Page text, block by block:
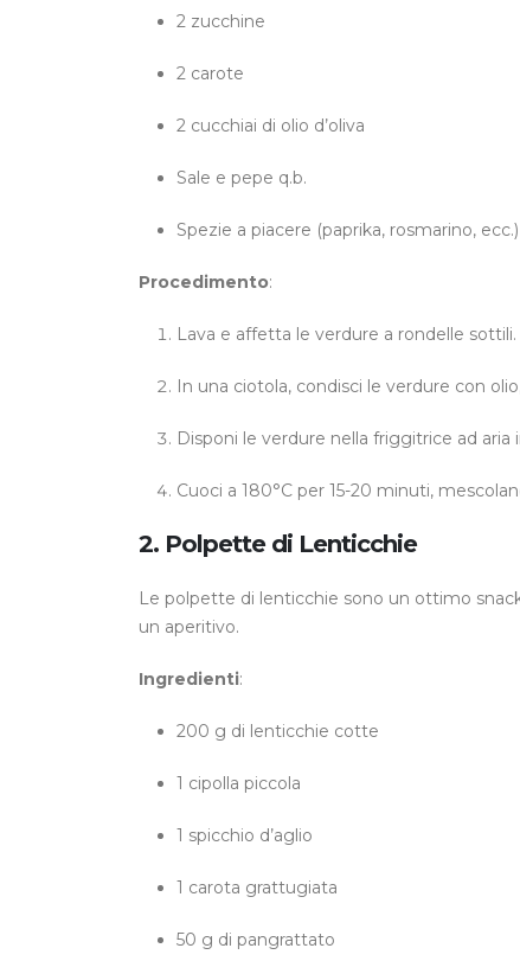
2 zucchine
2 carote
2 cucchiai di olio d’oliva
Sale e pepe q.b.
Spezie a piacere (paprika, rosmarino, ecc.)
Procedimento:
Lava e affetta le verdure a rondelle sottili.
In una ciotola, condisci le verdure con
Disponi le verdure nella friggitrice ad aria
Cuoci a 180°C per 15-20 minuti,
2. Polpette di Lenticchie
Le polpette di lenticchie sono un ottimo
un aperitivo.
Ingredienti:
200 g di lenticchie cotte
1 cipolla piccola
1 spicchio d’aglio
1 carota grattugiata
50 g di pangrattato